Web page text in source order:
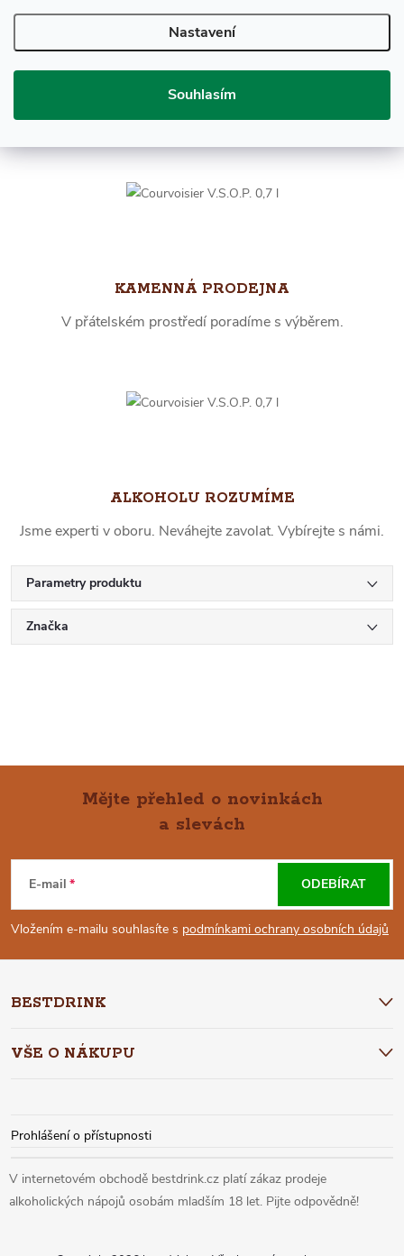
Nastavení
Souhlasím
KAMENNÁ PRODEJNA
V přátelském prostředí poradíme s výběrem.
ALKOHOLU ROZUMÍME
Jsme experti v oboru. Neváhejte zavolat. Vybírejte s námi.
Parametry produktu
Značka
P
Mějte přehled o novinkách
a slevách
E-mail
Vložením e-mailu souhlasíte s podmínkami ochrany osobních údajů
ODEBÍRAT
BESTDRINK
VŠE O NÁKUPU
Prohlášení o přístupnosti